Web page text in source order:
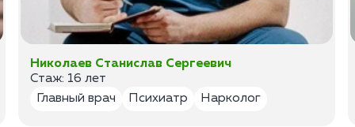
Николаев Станислав Сергеевич
Стаж: 16 лет
Главный врач
Психиатр Нарколог